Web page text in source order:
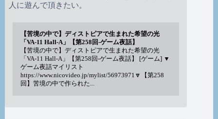
人に遊んで頂きたい。
【苦境の中で】ディストピアで生まれた希望の光
「VA-11 Hall-A」【第258回-ゲーム夜話】
【苦境の中で】ディストピアで生まれた希望の光
「VA-11 Hall-A」【第258回-ゲーム夜話】 [ゲーム] ▼
ゲーム夜話マイリスト
https://www.nicovideo.jp/mylist/56973971🔽【第258
回】苦境の中で作られた...